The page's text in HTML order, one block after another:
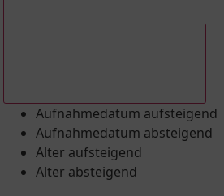
Aufnahmedatum aufsteigend
Aufnahmedatum absteigend
Alter aufsteigend
Alter absteigend